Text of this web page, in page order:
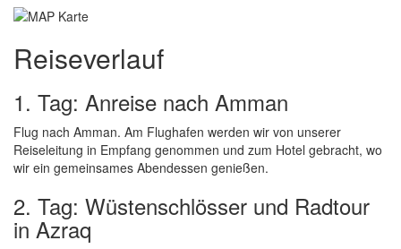
Reiseverlauf
1. Tag: Anreise nach Amman
Flug nach Amman. Am Flughafen werden wir von unserer
Reiseleitung in Empfang genommen und zum Hotel gebracht, wo
wir ein gemeinsames Abendessen genießen.
2. Tag: Wüstenschlösser und Radtour
in Azraq